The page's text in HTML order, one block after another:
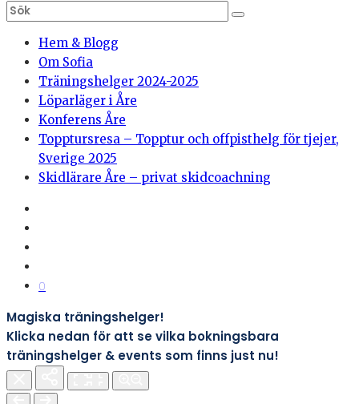
Hem & Blogg
Om Sofia
Träningshelger 2024-2025
Löparläger i Åre
Konferens Åre
Topptursresa – Topptur och offpisthelg för tjejer,
Sverige 2025
Skidlärare Åre – privat skidcoachning
0
Magiska träningshelger!
Klicka nedan för att se vilka bokningsbara
träningshelger & events som finns just nu!